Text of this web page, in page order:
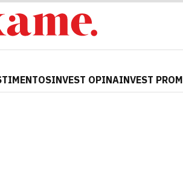
INVEST OPINAINVEST PRO